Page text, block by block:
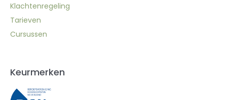
Klachtenregeling
Tarieven
Cursussen
Keurmerken